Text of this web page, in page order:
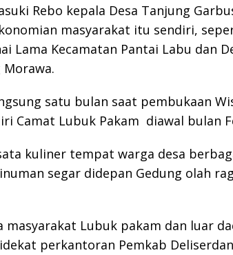
Rebo kepala Desa Tanjung
masyarakat itu sendiri,
Lama Kecamatan Pantai Labu dan
Morawa.
satu bulan saat pembukaan
Camat Lubuk Pakam diawal bulan
kuliner tempat warga desa
segar didepan Gedung olah
masyarakat Lubuk pakam dan luar
perkantoran Pemkab